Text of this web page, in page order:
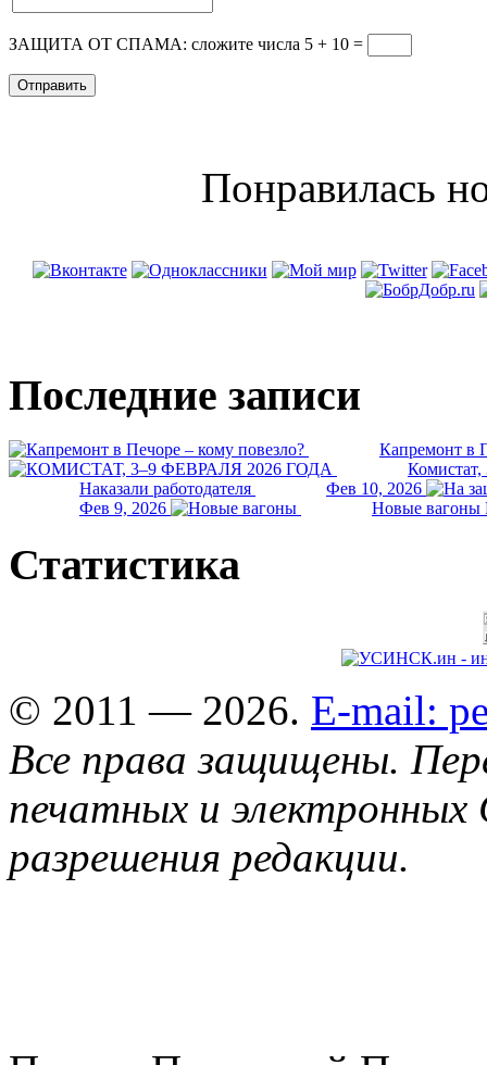
ЗАЩИТА ОТ СПАМА: сложите числа 5 + 10 =
Понравилась
Последние записи
Капремонт в
Комистат,
Наказали работодателя
Фев 10, 2026
Фев 9, 2026
Новые вагоны
Статистика
© 2011 — 2026. E-mail:
Все права защищены.
печатных и
разрешения редакции.